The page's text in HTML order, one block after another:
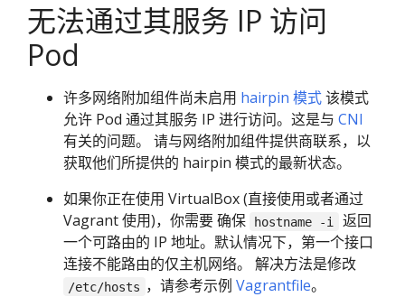
无法通过其服务 IP 访问
Pod
许多网络附加组件尚未启用 hairpin 模式该模式
允许 Pod 通过其服务 IP 进行访问。这是与 CNI
有关的问题。 请与网络附加组件提供商联系，以
获取他们所提供的 hairpin 模式的最新状态。
如果你正在使用 VirtualBox (直接使用或者通过
Vagrant 使用)，你需要 确保
hostname -i
返回
一个可路由的 IP 地址。默认情况下，第一个接口
连接不能路由的仅主机网络。 解决方法是修改
/etc/hosts ，请参考示例 Vagrantfile。